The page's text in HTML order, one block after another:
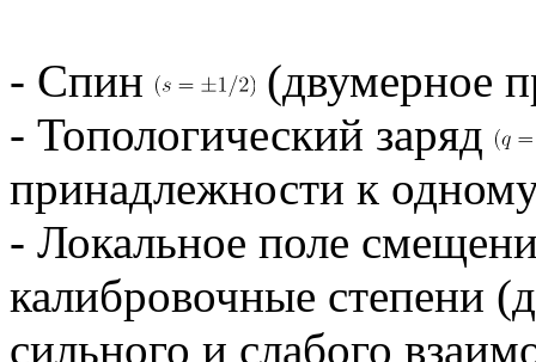
- Спин
(двумерное
- Топологический заряд
принадлежности к
- Локальное поле
калибровочные степени
сильного и слабого